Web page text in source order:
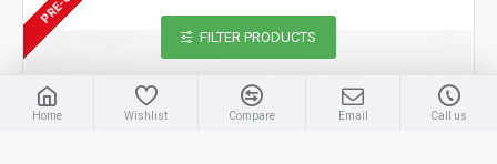
Home Wishlist Compare Email Call us
FILTER PRODUCTS